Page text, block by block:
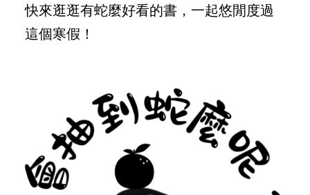
快來逛逛有蛇麼好看的書，一起悠閒度過
這個寒假！